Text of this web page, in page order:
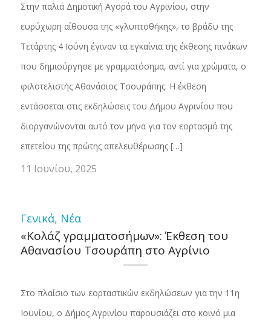
Στην παλιά Δημοτική Αγορά του Αγρινίου, στην
ευρύχωρη αίθουσα της «γλυπτοθήκης», το βράδυ της
Τετάρτης 4 Ιούνη έγιναν τα εγκαίνια της έκθεσης πινάκων
που δημιούργησε με γραμματόσημα, αντί για χρώματα, ο
φιλοτελιστής Αθανάσιος Τσουράπης. Η έκθεση
εντάσσεται στις εκδηλώσεις του Δήμου Αγρινίου που
διοργανώνονται αυτό τον μήνα για τον εορτασμό της
επετείου της πρώτης απελευθέρωσης […]
11 Ιουνίου, 2025
Γενικά, Νέα
«Κολάζ γραμματοσήμων»: Έκθεση του
Αθανασίου Τσουράπη στο Αγρίνιο
Στο πλαίσιο των εορταστικών εκδηλώσεων για την 11η
Ιουνίου, ο Δήμος Αγρινίου παρουσιάζει στο κοινό μια